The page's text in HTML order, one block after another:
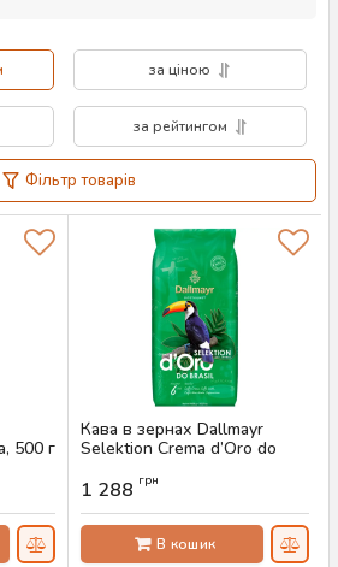
за ціною
за рейтингом
Фільтр товарів
500 г
Кава в зернах Dallmayr
Selektion Crema d’Oro do
Артикул: AS-00740
1 288 грн
В кошик